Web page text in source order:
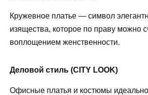
Кружевное платье — символ
изящества, которое по праву можно
воплощением женственности.
Деловой стиль (CITY LOOK)
Офисные платья и костюмы